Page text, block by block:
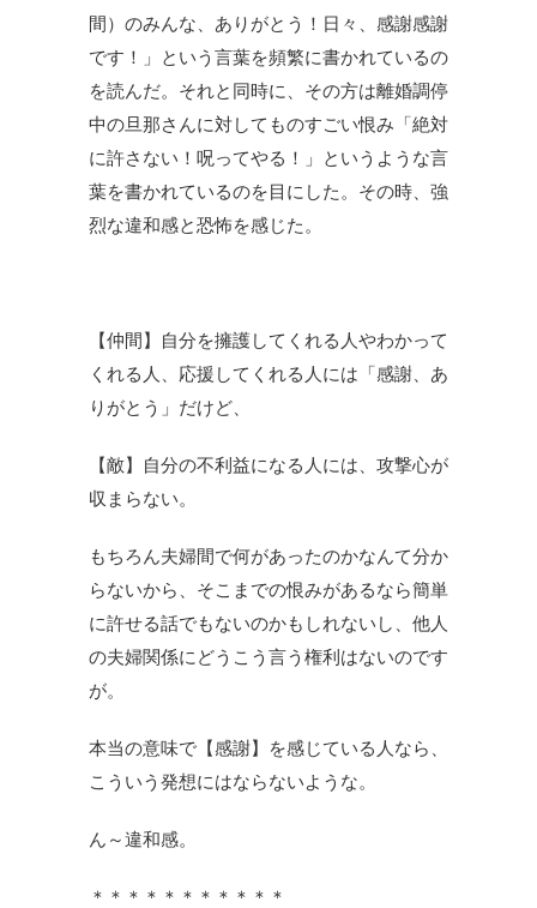
間）のみんな、ありがとう！日々、感謝感謝
です！」という言葉を頻繁に書かれているの
を読んだ。それと同時に、その方は離婚調停
中の旦那さんに対してものすごい恨み「絶対
に許さない！呪ってやる！」というような言
葉を書かれているのを目にした。その時、強
烈な違和感と恐怖を感じた。
【仲間】自分を擁護してくれる人やわかって
くれる人、応援してくれる人には「感謝、あ
りがとう」だけど、
【敵】自分の不利益になる人には、攻撃心が
収まらない。
もちろん夫婦間で何があったのかなんて分か
らないから、そこまでの恨みがあるなら簡単
に許せる話でもないのかもしれないし、他人
の夫婦関係にどうこう言う権利はないのです
が。
本当の意味で【感謝】を感じている人なら、
こういう発想にはならないような。
ん～違和感。
＊＊＊＊＊＊＊＊＊＊＊